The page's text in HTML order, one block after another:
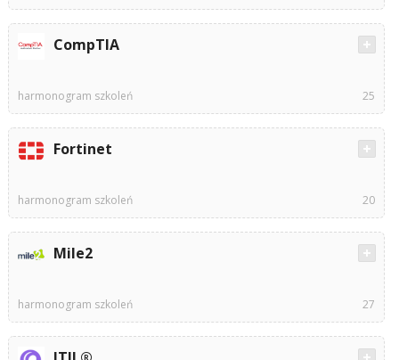
CompTIA
harmonogram szkoleń 25
Fortinet
harmonogram szkoleń 20
Mile2
harmonogram szkoleń 27